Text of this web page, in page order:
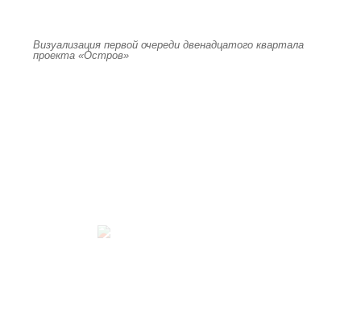
Визуализация первой очереди двенадцатого квартала
проекта «Остров»